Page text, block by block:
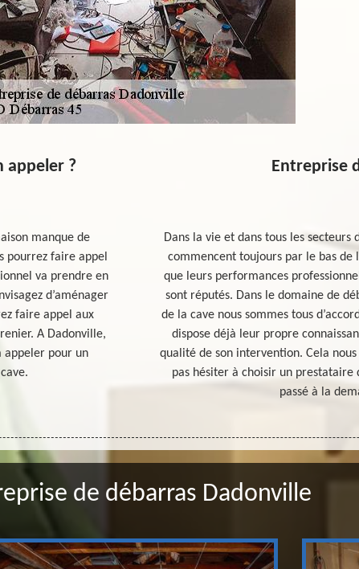
appeler ?
manque de
pourrez faire appel
va prendre en
d’aménager
faire appel aux
A Dadonville,
appeler pour un
Entreprise
Dans la vie et dans tous les
commencent toujours par le bas de
que leurs performances
sont réputés. Dans le domaine de
de la cave nous sommes tous
dispose déjà leur propre
qualité de son intervention. Cela
pas hésiter à choisir un prestataire
passé à la
de débarras Dadonville